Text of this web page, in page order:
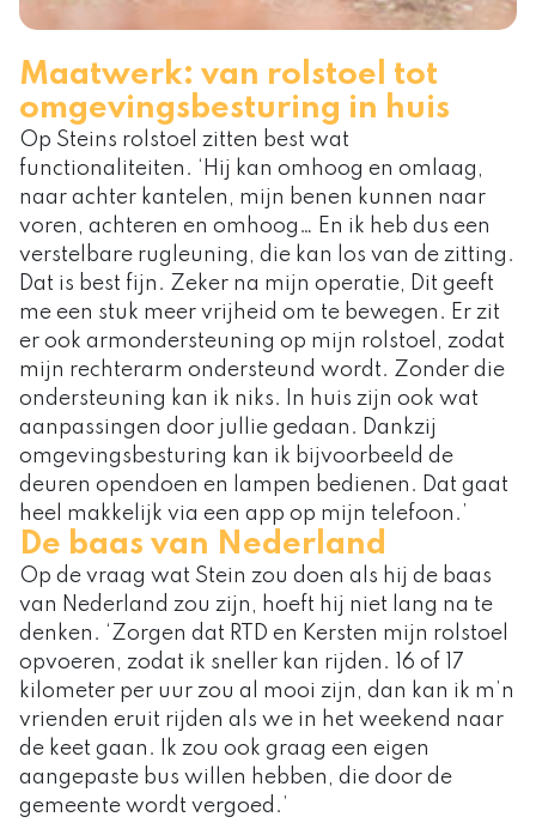
Maatwerk: van rolstoel tot
omgevingsbesturing in huis
Op Steins rolstoel zitten best wat
functionaliteiten. ‘Hij kan omhoog en omlaag,
naar achter kantelen, mijn benen kunnen naar
voren, achteren en omhoog… En ik heb dus een
verstelbare rugleuning, die kan los van de zitting.
Dat is best fijn. Zeker na mijn operatie, Dit geeft
me een stuk meer vrijheid om te bewegen. Er zit
er ook armondersteuning op mijn rolstoel, zodat
mijn rechterarm ondersteund wordt. Zonder die
ondersteuning kan ik niks. In huis zijn ook wat
aanpassingen door jullie gedaan. Dankzij
omgevingsbesturing kan ik bijvoorbeeld de
deuren opendoen en lampen bedienen. Dat gaat
heel makkelijk via een app op mijn telefoon.’
De baas van Nederland
Op de vraag wat Stein zou doen als hij de baas
van Nederland zou zijn, hoeft hij niet lang na te
denken. ‘Zorgen dat RTD en Kersten mijn rolstoel
opvoeren, zodat ik sneller kan rijden. 16 of 17
kilometer per uur zou al mooi zijn, dan kan ik m’n
vrienden eruit rijden als we in het weekend naar
de keet gaan. Ik zou ook graag een eigen
aangepaste bus willen hebben, die door de
gemeente wordt vergoed.’